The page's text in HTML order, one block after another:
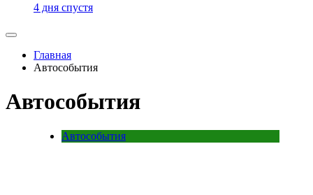
4 дня спустя
Главная
Автособытия
Автособытия
Автособытия